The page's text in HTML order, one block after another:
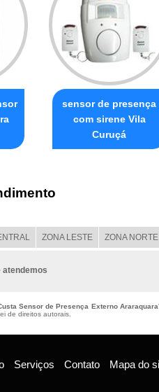
sensor de presença
com sirene Vila
Curuçá
ZONA LESTE ZONA NORTE
atendemos
Sensor de Presença Externo Araraquara
de direitos autorais
Serviços Contato Mapa do